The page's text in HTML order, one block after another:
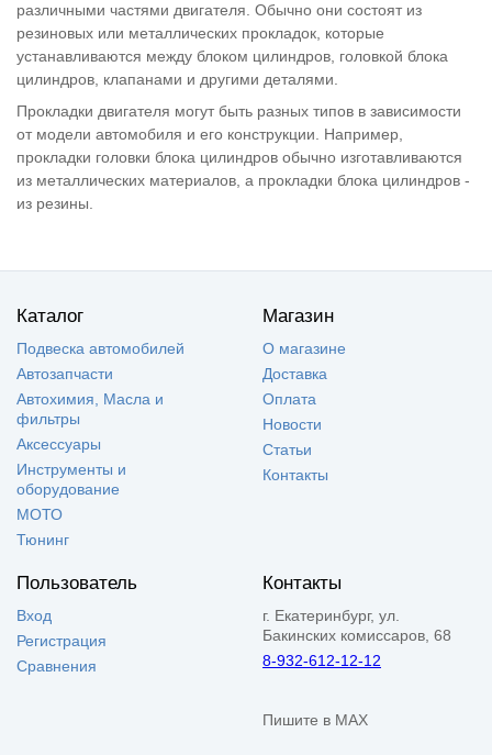
различными частями двигателя. Обычно они состоят из
резиновых или металлических прокладок, которые
устанавливаются между блоком цилиндров, головкой блока
цилиндров, клапанами и другими деталями.
Прокладки двигателя могут быть разных типов в зависимости
от модели автомобиля и его конструкции. Например,
прокладки головки блока цилиндров обычно изготавливаются
из металлических материалов, а прокладки блока цилиндров -
из резины.
Каталог
Подвеска автомобилей
Автозапчасти
Автохимия, Масла и
фильтры
Аксессуары
Инструменты и
оборудование
МОТО
Тюнинг
Магазин
О магазине
Доставка
Оплата
Новости
Статьи
Контакты
Пользователь
Вход
Регистрация
Сравнения
Контакты
г. Екатеринбург, ул.
Бакинских комиссаров, 68
8-932-612-12-12
Пишите в MAX